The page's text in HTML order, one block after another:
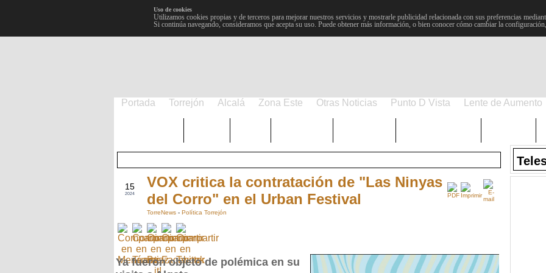
Uso de cookies
Utilizamos cookies propias y de terceros para mejorar nuestros servicios y mostrarle publicidad relacionada con sus preferencias
Si continúa navegando, consideramos que acepta su uso. Puede obtener más información, o bien conocer cómo cambiar la
Portada Torrejón Alcalá Zona Este Otras Noticias Punto D Vista Lente de Aumento
15
2024
VOX critica la contratación de "Las Ninyas
del Corro" en el Urban Festival
TorreNews - Política Torrejón
Ya fueron objeto de polémica en su